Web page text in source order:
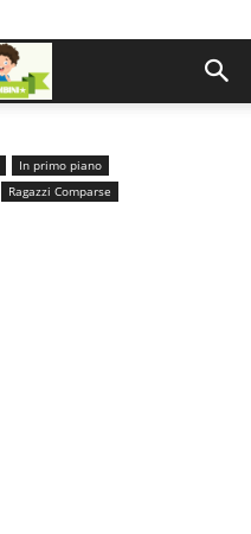
In primo piano
Ragazzi Comparse